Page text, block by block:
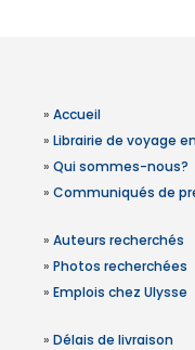
» Accueil
» Librairie de voyage
» Qui sommes-nous?
» Communiqués de
» Auteurs recherchés
» Photos recherchées
» Emplois chez Ulysse
» Délais de livraison